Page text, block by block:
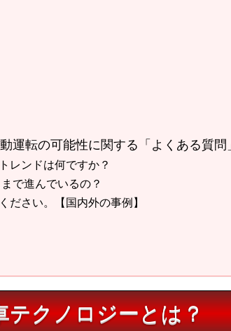
運転の可能性に関する「よくある質問
レンドは何ですか？
で進んでいるの？
ださい。【国内外の事例】
テクノロジーとは？